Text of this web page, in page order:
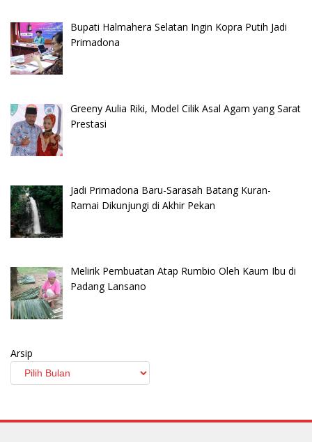
Bupati Halmahera Selatan Ingin Kopra Putih Jadi
Primadona
Greeny Aulia Riki, Model Cilik Asal Agam yang Sarat
Prestasi
Jadi Primadona Baru-Sarasah Batang Kuran-
Ramai Dikunjungi di Akhir Pekan
Melirik Pembuatan Atap Rumbio Oleh Kaum Ibu di
Padang Lansano
Arsip